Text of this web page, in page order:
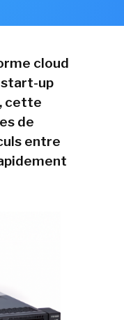
cloud
start-up
cette
de
entre